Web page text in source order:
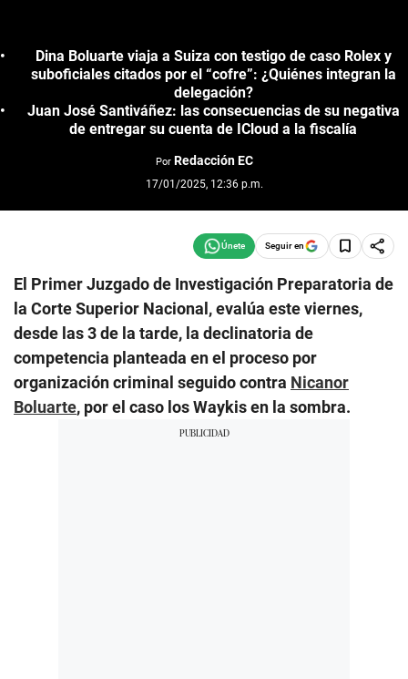
Dina Boluarte viaja a Suiza con testigo de caso Rolex y
suboficiales citados por el “cofre”: ¿Quiénes integran la
delegación?
Juan José Santiváñez: las consecuencias de su negativa
de entregar su cuenta de ICloud a la fiscalía
Por Redacción EC
17/01/2025, 12:36 p.m.
Seguir en
El Primer Juzgado de Investigación Preparatoria de
la Corte Superior Nacional, evalúa este viernes,
desde las 3 de la tarde, la declinatoria de
competencia planteada en el proceso por
organización criminal seguido contra Nicanor
Boluarte, por el caso los Waykis en la sombra.